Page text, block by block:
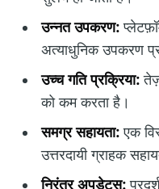
उन्नत उपकरण:
अत्याधुनिक उपकरण
उच्च गति प्रक्रिया:
को कम करता है।
समग्र सहायता:एक
उत्तरदायी ग्राहक
निरंतर अपडेट्स: